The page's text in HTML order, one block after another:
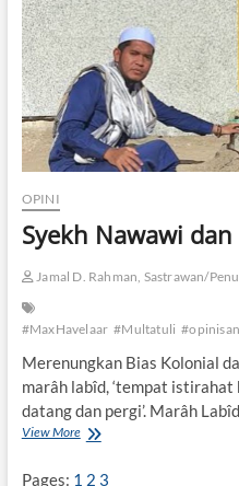
a
w
i
a
d
M
u
l
t
u
i
OPINI
Syekh Nawawi
Jamal D. Rahman, Sastrawan/
#MaxHavelaar #Multatuli
Merenungkan Bias Kolonial
marâh labîd, ‘tempat
datang dan pergi’. Marâh
View MoreS
Pages: 1 2 3